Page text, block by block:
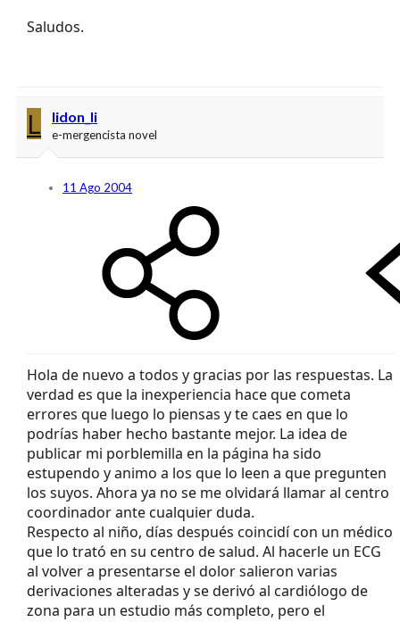
Saludos.
L lidon_li
e-mergencista novel
11 Ago 2004
Hola de nuevo a todos y gracias por las respuestas. La
verdad es que la inexperiencia hace que cometa
errores que luego lo piensas y te caes en que lo
podrías haber hecho bastante mejor. La idea de
publicar mi porblemilla en la página ha sido
estupendo y animo a los que lo leen a que pregunten
los suyos. Ahora ya no se me olvidará llamar al centro
coordinador ante cualquier duda.
Respecto al niño, días después coincidí con un médico
que lo trató en su centro de salud. Al hacerle un ECG
al volver a presentarse el dolor salieron varias
derivaciones alteradas y se derivó al cardiólogo de
zona para un estudio más completo, pero el